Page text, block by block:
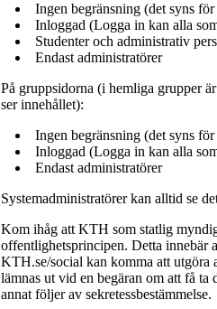
Ingen begränsning (det syns
Inloggad (Logga in kan alla
Studenter och administrativ
Endast administratörer
På gruppsidorna (i hemliga grupper
ser innehållet):
Ingen begränsning (det syns
Inloggad (Logga in kan alla
Endast administratörer
Systemadministratörer kan alltid se
Kom ihåg att KTH som statlig
offentlighetsprincipen. Detta innebär
KTH.se/social kan komma att utgöra
lämnas ut vid en begäran om att få
annat följer av sekretessbestämmelse.